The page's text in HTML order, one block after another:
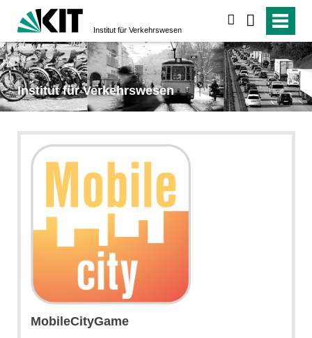
Institut für Verkehrs­wesen
Institut für Verkehrs­wesen
MobileCityGame